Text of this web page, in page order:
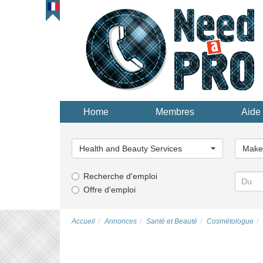
Home Membres Aide
une
catégorie...
Health and Beauty Services
une
Recherche d'emploi
Offre d'emploi
Accueil Annonces Santé et Beauté Сosmétologue